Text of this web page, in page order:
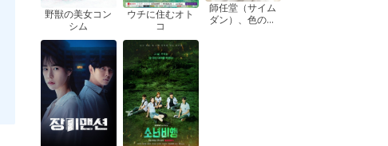
野獣の美女コン
シム
ウチに住むオト
コ
師任堂（サイム
ダン）、色の日